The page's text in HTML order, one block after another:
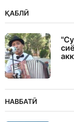
ҚАБЛӢ
НАВБАТӢ